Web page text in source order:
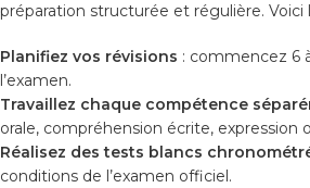
préparation structurée et régulière. Voici
Planifiez vos révisions : commencez 6
l’examen.
Travaillez chaque compétence
orale, compréhension écrite, expression
Réalisez des tests blancs
conditions de l’examen officiel.